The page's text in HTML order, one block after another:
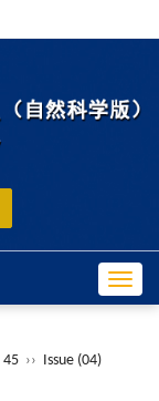
45 ›› Issue (04)